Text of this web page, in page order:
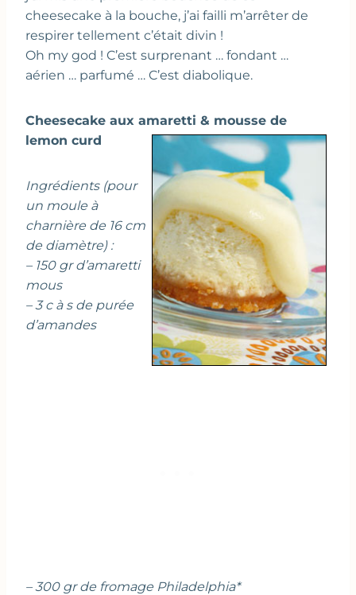
cheesecake à la bouche, j’ai failli m’arrêter de
respirer tellement c’était divin !
Oh my god ! C’est surprenant … fondant …
aérien … parfumé … C’est diabolique.
Cheesecake aux amaretti & mousse de
lemon curd
Ingrédients (pour
un moule à
charnière de 16 cm
de diamètre) :
– 150 gr d’amaretti
mous
– 3 c à s de purée
d’amandes
– 300 gr de fromage Philadelphia*